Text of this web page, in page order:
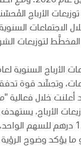
الأرباح
الاجتماعات
وتجسِّد قوة